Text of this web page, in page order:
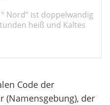
Nord“ ist doppelwandig
heiß und Kaltes
Code der
(Namensgebung), der